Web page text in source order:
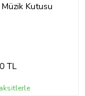
Kutusu
TL